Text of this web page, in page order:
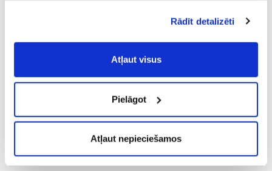
Vispārīgiem vietnes lietošanas
noteikumiem(saīsināti - VVLN).
Rādīt detalizēti
Atļaut visus
Pielāgot
Atļaut nepieciešamos